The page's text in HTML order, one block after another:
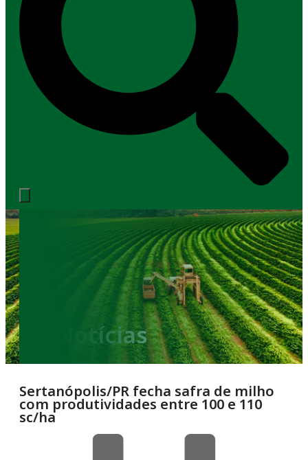
Notícias
Sertanópolis/PR fecha safra de milho
com produtividades entre 100 e 110
sc/ha